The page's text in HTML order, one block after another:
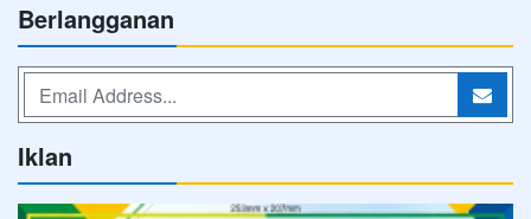
Berlangganan
Iklan